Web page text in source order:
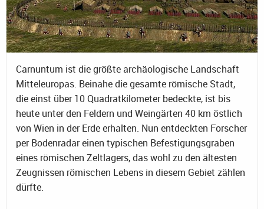
Carnuntum ist die größte archäologische Landschaft
Mitteleuropas. Beinahe die gesamte römische Stadt,
die einst über 10 Quadratkilometer bedeckte, ist bis
heute unter den Feldern und Weingärten 40 km östlich
von Wien in der Erde erhalten. Nun entdeckten Forscher
per Bodenradar einen typischen Befestigungsgraben
eines römischen Zeltlagers, das wohl zu den ältesten
Zeugnissen römischen Lebens in diesem Gebiet zählen
dürfte.